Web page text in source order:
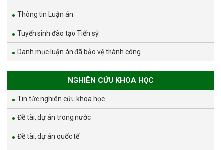
Thông tin Luận án
Tuyển sinh đào tạo Tiến sỹ
Danh mục luận án đã bảo vệ thành công
NGHIÊN CỨU KHOA HỌC
Tin tức nghiên cứu khoa học
Đề tài, dự án trong nước
Đề tài, dự án quốc tế